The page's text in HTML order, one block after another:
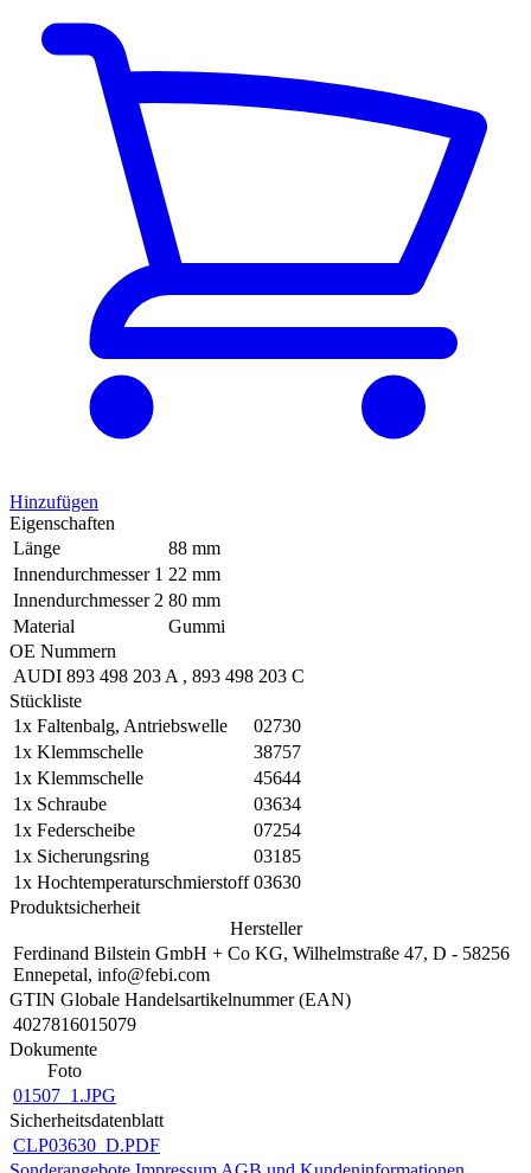
Hinzufügen
Eigenschaften
Länge
88 mm
Innendurchmesser 1 22 mm
Innendurchmesser 2 80 mm
Material
Gummi
OE Nummern
AUDI 893 498 203 A , 893 498 203 C
Stückliste
1x Faltenbalg, Antriebswelle
02730
1x Klemmschelle
38757
1x Klemmschelle
45644
1x Schraube
03634
1x Federscheibe
07254
1x Sicherungsring
03185
1x Hochtemperaturschmierstoff 03630
Produktsicherheit
Hersteller
Ferdinand Bilstein GmbH + Co KG, Wilhelmstraße 47, D - 58256
Ennepetal, info@febi.com
GTIN Globale Handelsartikelnummer (EAN)
4027816015079
Dokumente
Foto
01507_1.JPG
Sicherheitsdatenblatt
CLP03630_D.PDF